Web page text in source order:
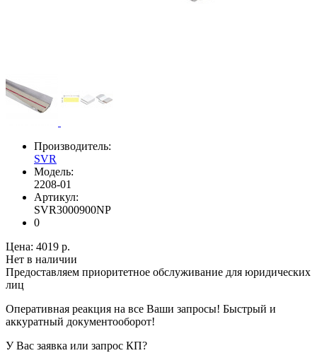
Производитель:
SVR
Модель:
2208-01
Артикул:
SVR3000900NP
0
Цена: 4019 р.
Нет в наличии
Предоставляем приоритетное обслуживание для юридических
лиц
Оперативная реакция на все Ваши запросы! Быстрый и
аккуратный документооборот!
У Вас заявка или запрос КП?